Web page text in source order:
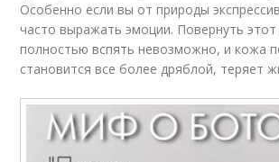
Особенно если вы от природы
часто выражать эмоции. Повернуть этот
полностью вспять невозможно, и кожа
становится все более дряблой, теряет